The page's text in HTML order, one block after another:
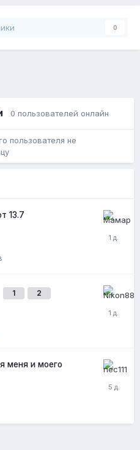
0
0 пользователей онлайн
пользователя не
13.7
1 2
меня и моего